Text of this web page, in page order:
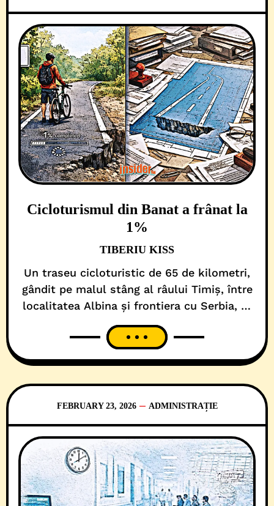
Cicloturismul din Banat a frânat la
1%
TIBERIU KISS
Un traseu cicloturistic de 65 de kilometri,
gândit pe malul stâng al râului Timiș, între
localitatea Albina și frontiera cu Serbia, ar
fi trebuit să devină unul dintre proiectele-
fanion ale României, în cadrul Planului
Național de Redresare și Reziliență (PNRR).
și finanțare nerambursabilă, asigurată din
fonduri
FEBRUARY 23, 2026 ADMINISTRAȚIE